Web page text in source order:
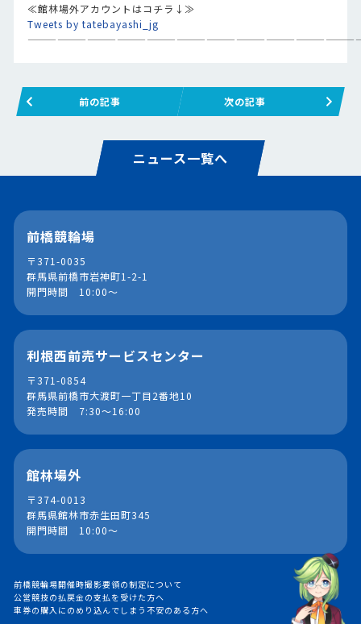
≪館林場外アカウントはコチラ↓≫
Tweets by tatebayashi_jg
前の記事 次の記事
ニュース一覧へ
前橋競輪場
〒371-0035
群馬県前橋市岩神町1-2-1
開門時間 10:00～
利根西前売サービスセンター
〒371-0854
群馬県前橋市大渡町一丁目2番地10
発売時間 7:30～16:00
館林場外
〒374-0013
群馬県館林市赤生田町345
開門時間 10:00～
前橋競輪場開催時撮影要領の制定について
公営競技の払戻金の支払を受けた方へ
車券の購入にのめり込んでしまう不安のある方へ